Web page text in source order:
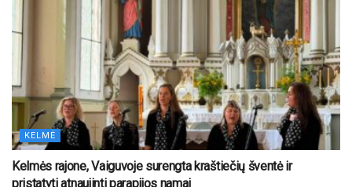
KELMĖ
Kelmės rajone, Vaiguvoje surengta kraštiečių šventė ir
pristatyti atnaujinti parapijos namai